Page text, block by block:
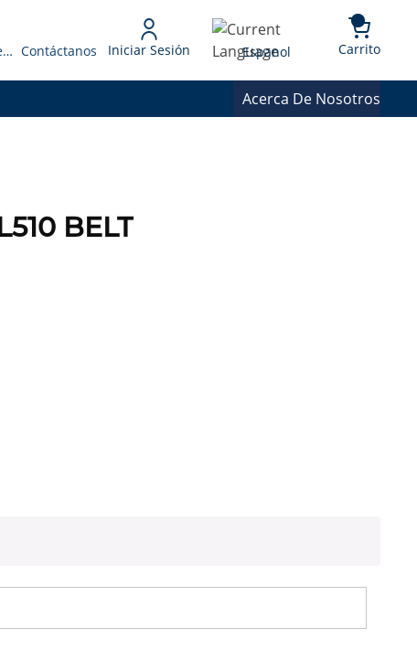
Solicitar Presupuesto Contáctanos Iniciar Sesión Language
Espanol Carrito{0}
Acerca De Nosotros
BELT